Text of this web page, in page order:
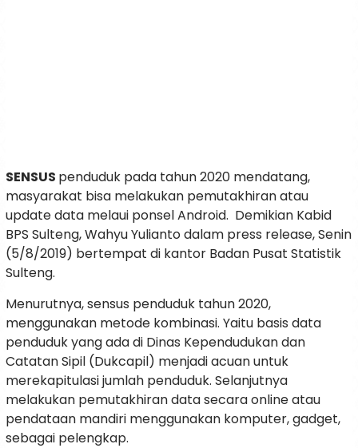
SENSUS penduduk pada tahun 2020 mendatang,
masyarakat bisa melakukan pemutakhiran atau
update data melaui ponsel Android. Demikian Kabid
BPS Sulteng, Wahyu Yulianto dalam press release, Senin
(5/8/2019) bertempat di kantor Badan Pusat Statistik
Sulteng.
Menurutnya, sensus penduduk tahun 2020,
menggunakan metode kombinasi. Yaitu basis data
penduduk yang ada di Dinas Kependudukan dan
Catatan Sipil (Dukcapil) menjadi acuan untuk
merekapitulasi jumlah penduduk. Selanjutnya
melakukan pemutakhiran data secara online atau
pendataan mandiri menggunakan komputer, gadget,
sebagai pelengkap.